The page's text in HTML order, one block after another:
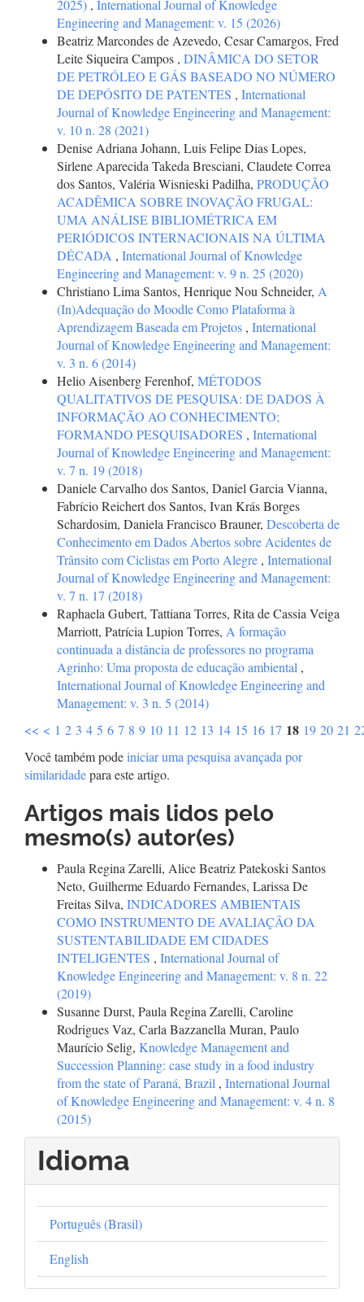
2025) , International Journal of Knowledge
Engineering and Management: v. 15 (2026)
Beatriz Marcondes de Azevedo, Cesar Camargos, Fred
Leite Siqueira Campos , DINÂMICA DO SETOR
DE PETRÓLEO E GÁS BASEADO NO NÚMERO
DE DEPÓSITO DE PATENTES , International
Journal of Knowledge Engineering and Management:
v. 10 n. 28 (2021)
Denise Adriana Johann, Luis Felipe Dias Lopes,
Sirlene Aparecida Takeda Bresciani, Claudete Correa
dos Santos, Valéria Wisnieski Padilha, PRODUÇÃO
ACADÊMICA SOBRE INOVAÇÃO FRUGAL:
UMA ANÁLISE BIBLIOMÉTRICA EM
PERIÓDICOS INTERNACIONAIS NA ÚLTIMA
DÉCADA , International Journal of Knowledge
Engineering and Management: v. 9 n. 25 (2020)
Christiano Lima Santos, Henrique Nou Schneider, A
(In)Adequação do Moodle Como Plataforma à
Aprendizagem Baseada em Projetos , International
Journal of Knowledge Engineering and Management:
v. 3 n. 6 (2014)
Helio Aisenberg Ferenhof, MÉTODOS
QUALITATIVOS DE PESQUISA: DE DADOS À
INFORMAÇÃO AO CONHECIMENTO;
FORMANDO PESQUISADORES , International
Journal of Knowledge Engineering and Management:
v. 7 n. 19 (2018)
Daniele Carvalho dos Santos, Daniel Garcia Vianna,
Fabrício Reichert dos Santos, Ivan Krás Borges
Schardosim, Daniela Francisco Brauner, Descoberta de
Conhecimento em Dados Abertos sobre Acidentes de
Trânsito com Ciclistas em Porto Alegre , International
Journal of Knowledge Engineering and Management:
v. 7 n. 17 (2018)
Raphaela Gubert, Tattiana Torres, Rita de Cassia Veiga
Marriott, Patrícia Lupion Torres, A formação
continuada a distância de professores no programa
Agrinho: Uma proposta de educação ambiental ,
International Journal of Knowledge Engineering and
Management: v. 3 n. 5 (2014)
<< < 1 2 3 4 5 6 7 8 9 10 11 12 13 14 15 16 17 18 19 20 21
Você também podeiniciar uma pesquisa avançada por
similaridadepara este artigo.
Artigos mais lidos pelo
mesmo(s) autor(es)
Paula Regina Zarelli, Alice Beatriz Patekoski Santos
Neto, Guilherme Eduardo Fernandes, Larissa De
Freitas Silva, INDICADORES AMBIENTAIS
COMO INSTRUMENTO DE AVALIAÇÃO DA
SUSTENTABILIDADE EM CIDADES
INTELIGENTES , International Journal of
Knowledge Engineering and Management: v. 8 n. 22
(2019)
Susanne Durst, Paula Regina Zarelli, Caroline
Rodrigues Vaz, Carla Bazzanella Muran, Paulo
Maurício Selig, Knowledge Management and
Succession Planning: case study in a food industry
from the state of Paraná, Brazil , International Journal
of Knowledge Engineering and Management: v. 4 n. 8
(2015)
Idioma
Português (Brasil)
English